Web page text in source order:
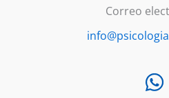
Correo